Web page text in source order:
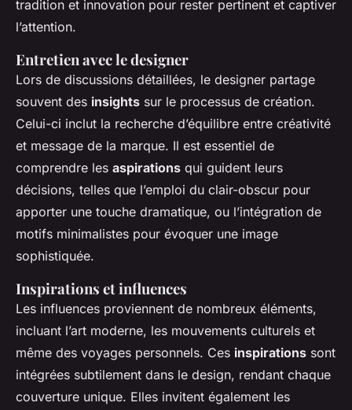
tradition et innovation pour rester pertinent et captiver
l’attention.
Entretien avec le designer
Lors de discussions détaillées, le designer partage
souvent des insights sur le processus de création.
Celui-ci inclut la recherche d’équilibre entre créativité
et message de la marque. Il est essentiel de
comprendre les aspirations qui guident leurs
décisions, telles que l’emploi du clair-obscur pour
apporter une touche dramatique, ou l’intégration de
motifs minimalistes pour évoquer une image
sophistiquée.
Inspirations et influences
Les influences proviennent de nombreux éléments,
incluant l’art moderne, les mouvements culturels et
même des voyages personnels. Ces inspirations sont
intégrées subtilement dans le design, rendant chaque
couverture unique. Elles invitent également les